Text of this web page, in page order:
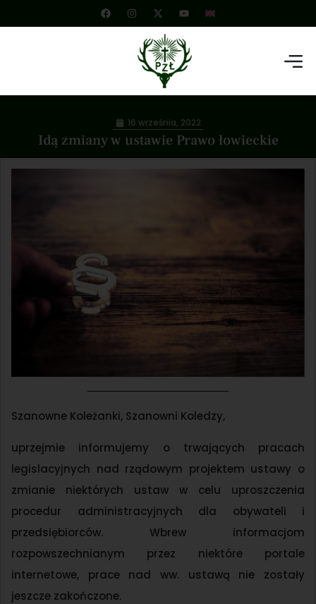
Idą zmiany w ustawie Prawo łowieckie
16 września, 2022
Szanowne Koleżanki, Szanowni Koledzy,
uprzejmie informujemy o trwających pracach
legislacyjnych nad rządowym projektem ustawy o
zmianie niektórych ustaw w celu uproszczenia
procedur administracyjnych dla obywateli i
przedsiębiorców. Wbrew informacjom
rozpowszechnianym przez niektóre portale
internetowe, prace nad ww. ustawą nie zostały
jeszcze zakończone.